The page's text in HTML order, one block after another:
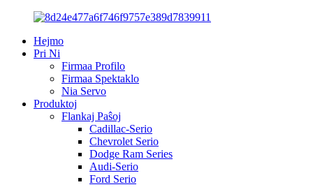
Hejmo
Pri Ni
Firmaa Profilo
Firmaa Spektaklo
Nia Servo
Produktoj
Flankaj Paŝoj
Cadillac-Serio
Chevrolet Serio
Dodge Ram Series
Audi-Serio
Ford Serio